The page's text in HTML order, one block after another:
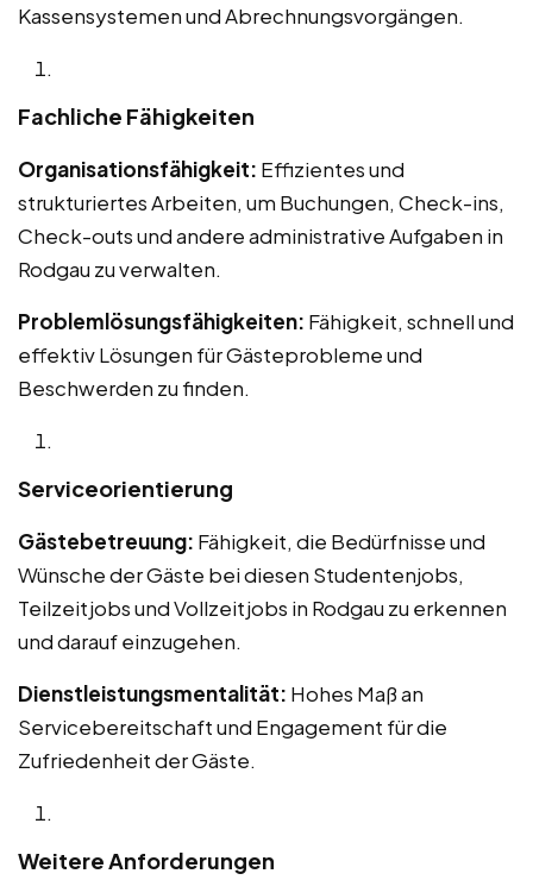
Kassensystemen und Abrechnungsvorgängen.
Fachliche Fähigkeiten
Organisationsfähigkeit: Effizientes und
strukturiertes Arbeiten, um Buchungen, Check-ins,
Check-outs und andere administrative Aufgaben in
Rodgau zu verwalten.
Problemlösungsfähigkeiten: Fähigkeit, schnell und
effektiv Lösungen für Gästeprobleme und
Beschwerden zu finden.
Serviceorientierung
Gästebetreuung: Fähigkeit, die Bedürfnisse und
Wünsche der Gäste bei diesen Studentenjobs,
Teilzeitjobs und Vollzeitjobs in Rodgau zu erkennen
und darauf einzugehen.
Dienstleistungsmentalität: Hohes Maß an
Servicebereitschaft und Engagement für die
Zufriedenheit der Gäste.
Weitere Anforderungen